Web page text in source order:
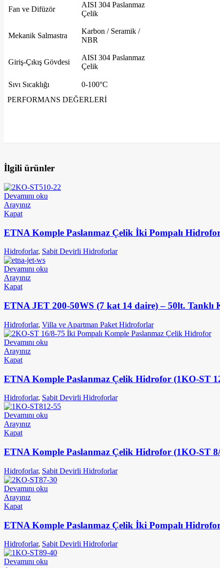
Fan ve Difüzör
AISI 304 Paslanmaz
Çelik
Mekanik Salmastra
Karbon / Seramik /
NBR
Giriş-Çıkış Gövdesi
AISI 304 Paslanmaz
Çelik
Sıvı Sıcaklığı 0-100°C
PERFORMANS DEĞERLERİ
İlgili ürünler
Devamını oku
Arayınız
Kapat
ETNA Komple Paslanmaz Çelik İki Pompalı
Hidroforlar, Sabit Devirli Hidroforlar
Devamını oku
Arayınız
Kapat
ETNA JET 200-50WS (7 kat 14 daire) – 50lt.
Hidroforlar, Villa ve Apartman Paket Hidroforlar
Devamını oku
Arayınız
Kapat
ETNA Komple Paslanmaz Çelik Hidrofor (1KO-ST
Hidroforlar, Sabit Devirli Hidroforlar
Devamını oku
Arayınız
Kapat
ETNA Komple Paslanmaz Çelik Hidrofor (1KO-ST
Hidroforlar, Sabit Devirli Hidroforlar
Devamını oku
Arayınız
Kapat
ETNA Komple Paslanmaz Çelik İki Pompalı
Hidroforlar, Sabit Devirli Hidroforlar
Devamını oku